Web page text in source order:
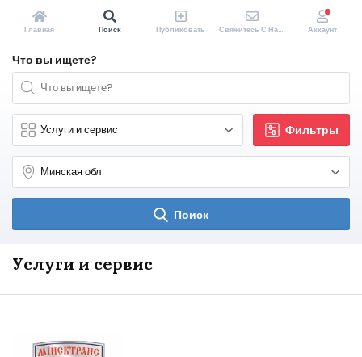
Что вы ищете?
Фильтры
Поиск
Услуги и сервис
Главная Поиск Публиковать Свяжитесь С Нами Аккаунт